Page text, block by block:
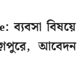
বিষয়ে
আবেদন